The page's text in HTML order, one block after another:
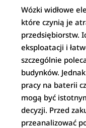
Wózki widłowe
które czynią je
przedsiębiorstw.
eksploatacji i
szczególnie
budynków.
pracy na baterii
mogą być
decyzji. Przed
przeanalizować